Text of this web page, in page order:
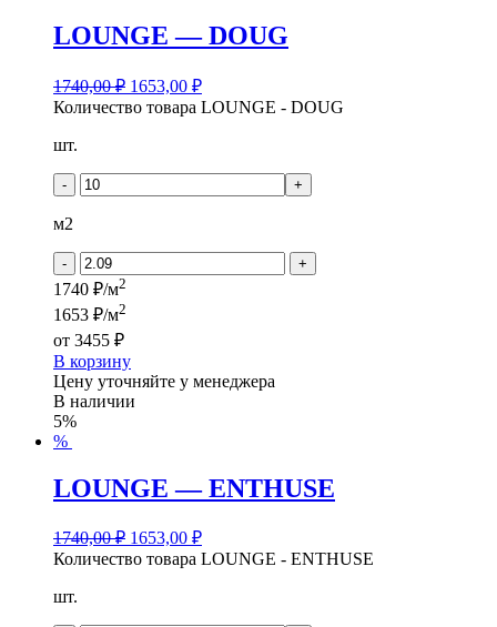
LOUNGE — DOUG
1740,00₽ 1653,00 ₽
Количество товара LOUNGE - DOUG
шт.
- +
м2
- +
1740 ₽/м2
1653 ₽/м2
от 3455 ₽
В корзину
Цену уточняйте у менеджера
В наличии
5%
%
LOUNGE — ENTHUSE
1740,00₽ 1653,00 ₽
Количество товара LOUNGE - ENTHUSE
шт.